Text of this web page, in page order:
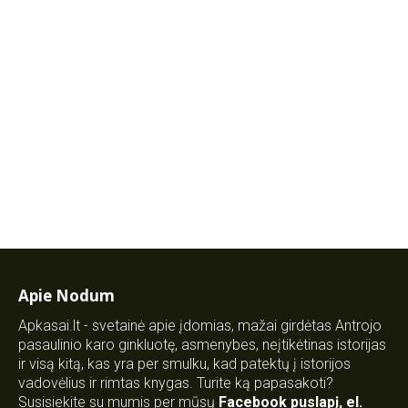
Apie Nodum
Apkasai.lt - svetainė apie įdomias, mažai girdėtas Antrojo
pasaulinio karo ginkluotę, asmenybes, neįtikėtinas istorijas
ir visą kitą, kas yra per smulku, kad patektų į istorijos
vadovėlius ir rimtas knygas. Turite ką papasakoti?
Susisiekite su mumis per mūsų Facebook puslapį, el.